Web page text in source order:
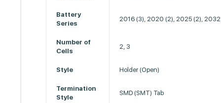
Battery
Series
2016 (3), 2020 (2), 2025 (2),
Number of
Cells
2, 3
Style Holder (Open)
Termination
Style
SMD (SMT) Tab